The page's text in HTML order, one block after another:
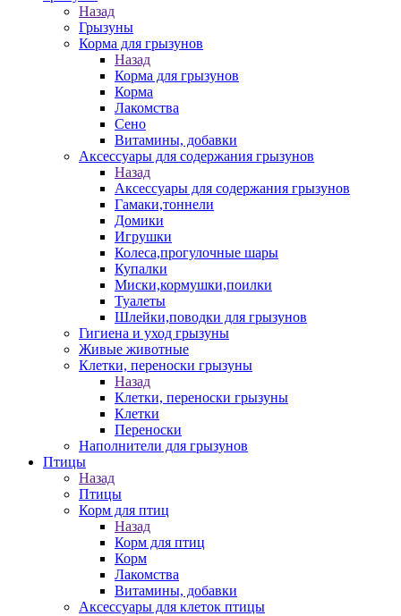
Назад
Грызуны
Корма для грызунов
Назад
Корма для грызунов
Корма
Лакомства
Сено
Витамины, добавки
Аксессуары для содержания грызунов
Назад
Аксессуары для содержания грызунов
Гамаки,тоннели
Домики
Игрушки
Колеса,прогулочные шары
Купалки
Миски,кормушки,поилки
Туалеты
Шлейки,поводки для грызунов
Гигиена и уход грызуны
Живые животные
Клетки, переноски грызуны
Назад
Клетки, переноски грызуны
Клетки
Переноски
Наполнители для грызунов
Птицы
Назад
Птицы
Корм для птиц
Назад
Корм для птиц
Корм
Лакомства
Витамины, добавки
Аксессуары для клеток птицы